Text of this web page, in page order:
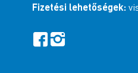
Fizetési lehetőségek: